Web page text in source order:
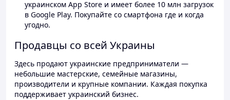
украинском App Store и имеет более 10 млн загрузок
в Google Play. Покупайте со смартфона где и когда
угодно.
Продавцы со всей Украины
Здесь продают украинские предприниматели —
небольшие мастерские, семейные магазины,
производители и крупные компании. Каждая покупка
поддерживает украинский бизнес.